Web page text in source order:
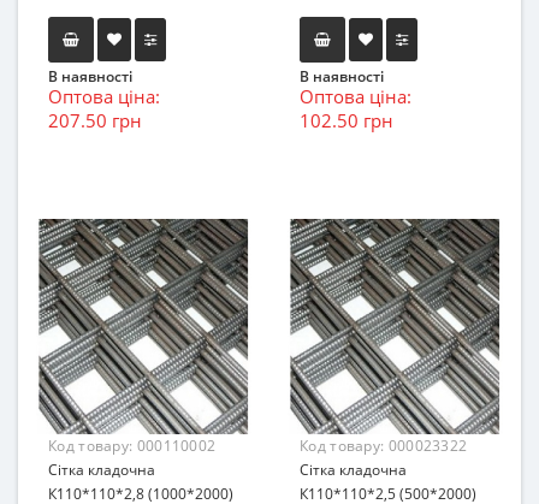
В наявності
Оптова ціна:
207.50 грн
В наявності
Оптова ціна:
102.50 грн
Код товару: 000110002
Сітка кладочна
К110*110*2,8 (1000*2000)
Код товару: 000023322
Сітка кладочна
К110*110*2,5 (500*2000)